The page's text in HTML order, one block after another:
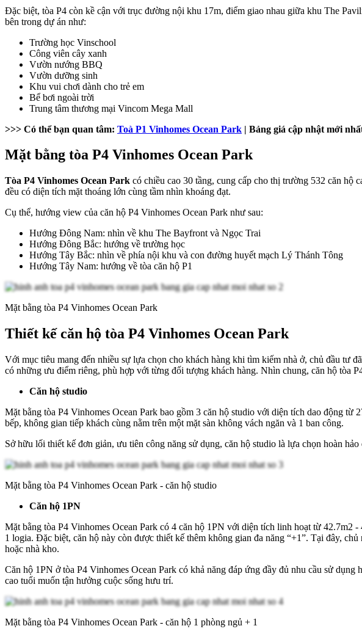
Đặc biệt, tòa P4 còn kề cận với trục đường nội khu 17m, điểm giao nhau giữa khu The
bên trong dự án như:
Trường học Vinschool
Công viên cây xanh
Vườn nướng BBQ
Vườn dưỡng sinh
Khu vui chơi dành cho trẻ em
Bể bơi ngoài trời
Trung tâm thương mại Vincom Mega Mall
>>> Có thể bạn quan tâm: Toà P1 Vinhomes Ocean Park | Bảng giá cập nhật mới
Mặt bằng tòa P4 Vinhomes Ocean Park
Tòa P4 Vinhomes Ocean Park có chiều cao 30 tầng, cung cấp cho thị trường 532 căn hộ
đều có diện tích mặt thoáng lớn cùng tầm nhìn khoáng đạt.
Cụ thể, hướng view của căn hộ P4 Vinhomes Ocean Park như sau:
Hướng Đông Nam: nhìn về khu The Bayfront và Ngọc Trai
Hướng Đông Bắc: hướng về trường học
Hướng Tây Bắc: nhìn về phía nội khu và con đường huyết mạch Lý Thánh Tông
Hướng Tây Nam: hướng về tòa căn hộ P1
Mặt bằng tòa P4 Vinhomes Ocean Park
Thiết kế căn hộ tòa P4 Vinhomes Ocean Park
Với mục tiêu mang đến nhiều sự lựa chọn cho khách hàng khi tìm kiếm nhà ở, chủ đầu tư
có những ưu điểm riêng, phù hợp với từng đối tượng khách hàng. Nhìn chung, căn hộ tòa
Căn hộ studio
Mặt bằng tòa P4 Vinhomes Ocean Park bao gồm 3 căn hộ studio với diện tích dao động
bếp, không gian tiếp khách cùng nằm trên một mặt sàn không vách ngăn và 1 ban công.
Sở hữu lối thiết kế đơn giản, ưu tiên công năng sử dụng, căn hộ studio là lựa chọn hoàn
Mặt bằng tòa P4 Vinhomes Ocean Park - căn hộ studio
Căn hộ 1PN
Mặt bằng tòa P4 Vinhomes Ocean Park có 4 căn hộ 1PN với diện tích linh hoạt từ
1 logia. Đặc biệt, căn hộ này còn được thiết kế thêm không gian đa năng “+1”. Tại đây,
hoặc nhà kho.
Căn hộ 1PN ở tòa P4 Vinhomes Ocean Park có khả năng đáp ứng đầy đủ nhu cầu sử
cao tuổi muốn tận hưởng cuộc sống hưu trí.
Mặt bằng tòa P4 Vinhomes Ocean Park - căn hộ 1 phòng ngủ + 1